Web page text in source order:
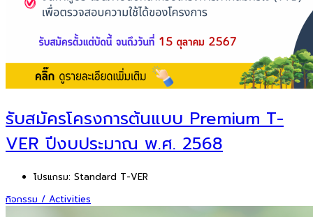
รับสมัครโครงการต้นแบบ Premium T-
VER ปีงบประมาณ พ.ศ. 2568
โปรแกรม: Standard T-VER
กิจกรรม / Activities